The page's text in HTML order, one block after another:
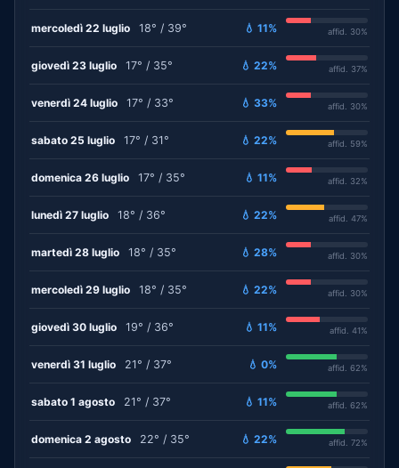
mercoledì 22 luglio 18° / 39° 💧 11% affid. 30%
giovedì 23 luglio 17° / 35° 💧 22% affid. 37%
venerdì 24 luglio 17° / 33° 💧 33% affid. 30%
sabato 25 luglio 17° / 31° 💧 22% affid. 59%
domenica 26 luglio 17° / 35° 💧 11% affid. 32%
lunedì 27 luglio 18° / 36° 💧 22% affid. 47%
martedì 28 luglio 18° / 35° 💧 28% affid. 30%
mercoledì 29 luglio 18° / 35° 💧 22% affid. 30%
giovedì 30 luglio 19° / 36° 💧 11% affid. 41%
venerdì 31 luglio 21° / 37° 💧 0% affid. 62%
sabato 1 agosto 21° / 37° 💧 11% affid. 62%
domenica 2 agosto 22° / 35° 💧 22% affid. 72%